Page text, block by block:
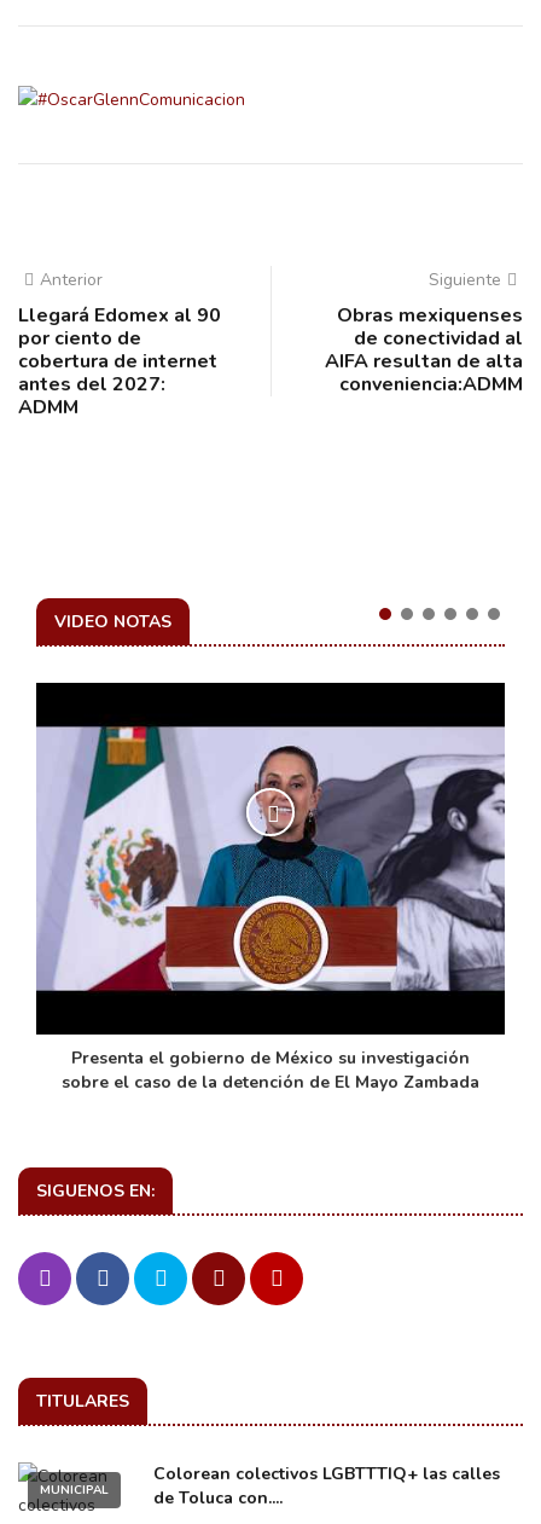
Anterior
Llegará Edomex al 90
por ciento de
cobertura de internet
antes del 2027:
ADMM
Siguiente
Obras mexiquenses
de conectividad al
AIFA resultan de alta
conveniencia:ADMM
VIDEO NOTAS
Presenta el gobierno de México su investigación
sobre el caso de la detención de El Mayo Zambada
SIGUENOS EN:
TITULARES
MUNICIPAL
Colorean colectivos LGBTTTIQ+ las calles
de Toluca con....